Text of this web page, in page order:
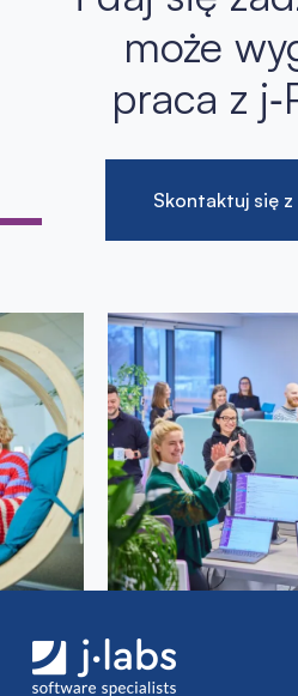
może
praca z
Skontaktuj się z